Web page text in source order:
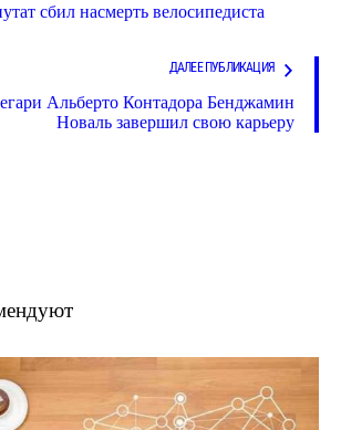
сбил насмерть велосипедиста
ДАЛЕЕ ПУБЛИКАЦИЯ
Альберто Контадора Бенджамин
Новаль завершил свою карьеру